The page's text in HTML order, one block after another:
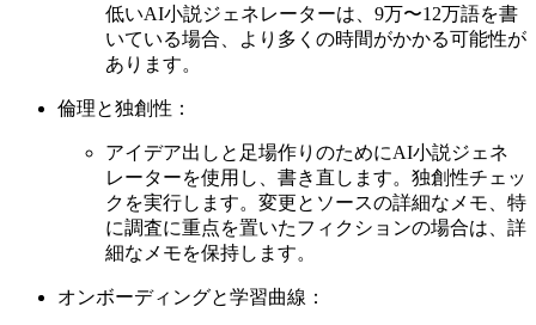
低いAI小説ジェネレーターは、9万〜12万語を書
いている場合、より多くの時間がかかる可能性が
あります。
倫理と独創性：
アイデア出しと足場作りのためにAI小説ジェネ
レーターを使用し、書き直します。独創性チェッ
クを実行します。変更とソースの詳細なメモ、特
に調査に重点を置いたフィクションの場合は、詳
細なメモを保持します。
オンボーディングと学習曲線：